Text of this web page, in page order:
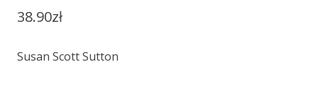
38.90zł
Susan Scott Sutton